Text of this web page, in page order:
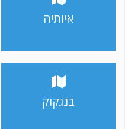
איותיה
בנגקוק